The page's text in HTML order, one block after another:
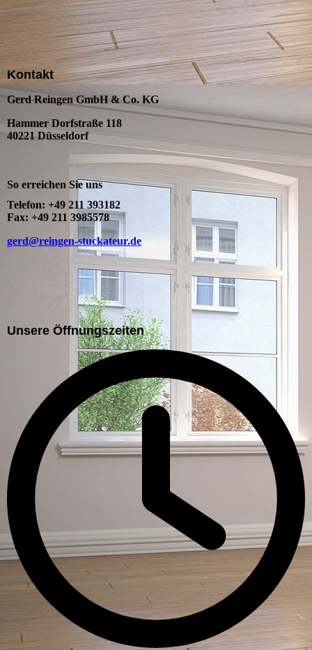
Kontakt
Gerd Reingen GmbH & Co. KG
Hammer Dorfstraße 118
40221 Düsseldorf
So erreichen Sie uns
Telefon: +49 211 393182
Fax: +49 211 3985578
gerd@reingen-stuckateur.de
Unsere Öffnungszeiten